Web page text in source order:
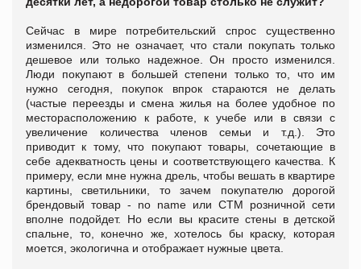
Сейчас в мире потребительский спрос существенно
изменился. Это не означает, что стали покупать только
дешевое или только надежное. Он просто изменился.
Люди покупают в большей степени только то, что им
нужно сегодня, покупок впрок стараются не делать
(частые переезды и смена жилья на более удобное по
месторасположению к работе, к учебе или в связи с
увеличение количества членов семьи и т.д.). Это
приводит к тому, что покупают товары, сочетающие в
себе адекватность цены и соответствующего качества. К
примеру, если мне нужна дрель, чтобы вешать в квартире
картины, светильники, то зачем покупателю дорогой
брендовый товар - no name или СТМ розничной сети
вполне подойдет. Но если вы красите стены в детской
спальне, то, конечно же, хотелось бы краску, которая
моется, экологична и отображает нужные цвета.